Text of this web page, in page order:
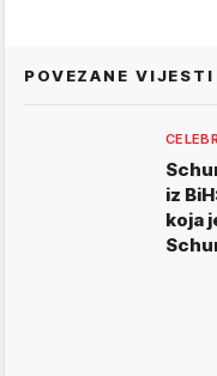
POVEZANE VIJESTI
iz
koja